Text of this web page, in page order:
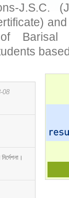
J.S.C.
of
08